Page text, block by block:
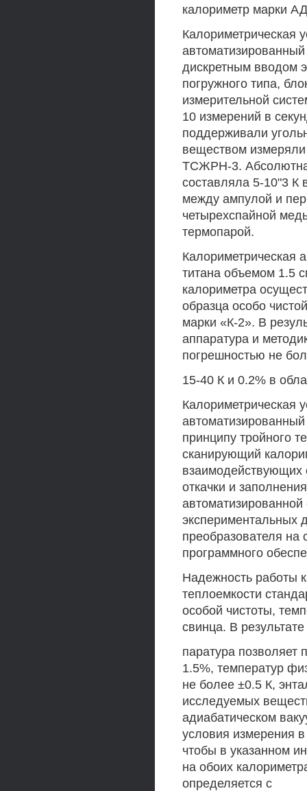
калориметр марки
Калориметрическая
дискретным вводом
погружного типа,
измерительной
10 измерений в
поддерживали
веществом
ТСЖРН-3.
составляла 5-10"3 К
между ампулой и
четырехспайной
термопарой.
Калориметрическая
титана объемом 1.5
калориметра
образца особо
марки «К-2». В
аппаратура и
погрешностью не
15-40 К и 0.2% в
Калориметрическая
принципу тройного
сканирующий
взаимодействующих
откачки и
экспериментальных
преобразователя
программного
Надежность работы
теплоемкости
особой чистоты,
свинца. В
паратура позволяет
1.5%, температур
не более ±0.5 К,
исследуемых
адиабатическом
условия измерения
чтобы в указанном
на обоих
определяется с